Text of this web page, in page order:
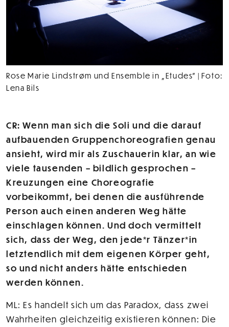
Rose Marie Lindstrøm und Ensemble in „Etudes” | Foto:
Lena Bils
CR: Wenn man sich die Soli und die darauf
aufbauenden Gruppenchoreografien genau
ansieht, wird mir als Zuschauerin klar, an wie
viele tausenden – bildlich gesprochen –
Kreuzungen eine Choreografie
vorbeikommt, bei denen die ausführende
Person auch einen anderen Weg hätte
einschlagen können. Und doch vermittelt
sich, dass der Weg, den jede*r Tänzer*in
letztendlich mit dem eigenen Körper geht,
so und nicht anders hätte entschieden
werden können.
ML: Es handelt sich um das Paradox, dass zwei
Wahrheiten gleichzeitig existieren können: Die